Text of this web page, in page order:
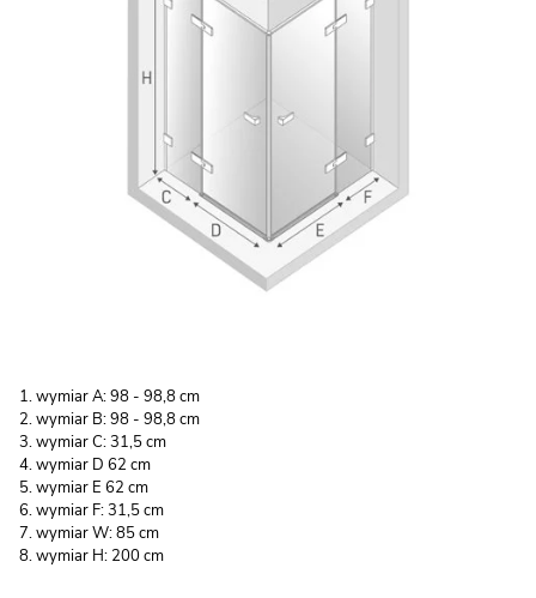
wymiar A: 98 - 98,8 cm
wymiar B: 98 - 98,8 cm
wymiar C: 31,5 cm
wymiar D 62 cm
wymiar E 62 cm
wymiar F: 31,5 cm
wymiar W: 85 cm
wymiar H: 200 cm